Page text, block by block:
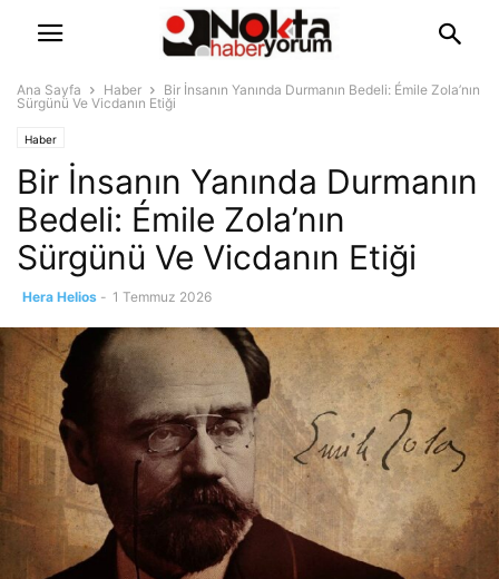
Ana Sayfa Haber
Bir İnsanın Yanında Durmanın Bedeli: Émile Zola’nın
Sürgünü Ve Vicdanın Etiği
Haber
Bir İnsanın Yanında Durmanın
Bedeli: Émile Zola’nın
Sürgünü Ve Vicdanın Etiği
Hera Helios - 1 Temmuz 2026